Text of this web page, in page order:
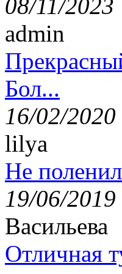
08/11/2023
admin
Бол...
16/02/2020
lilya
Не
19/06/2019
Васильева
Отличная